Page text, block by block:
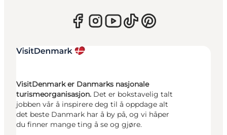
VisitDenmark er Danmarks nasjonale
turismeorganisasjon. Det er bokstavelig talt
jobben vår å inspirere deg til å oppdage alt
det beste Danmark har å by på, og vi håper
du finner mange ting å se og gjøre.